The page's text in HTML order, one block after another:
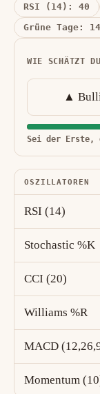
RSI (14): 40
Grüne Tage:
WIE SCHÄTZT
▲
Sei der Erste,
OSZILLATOREN
RSI (14)
Stochastic %K
CCI (20)
Williams %R
MACD
Momentum